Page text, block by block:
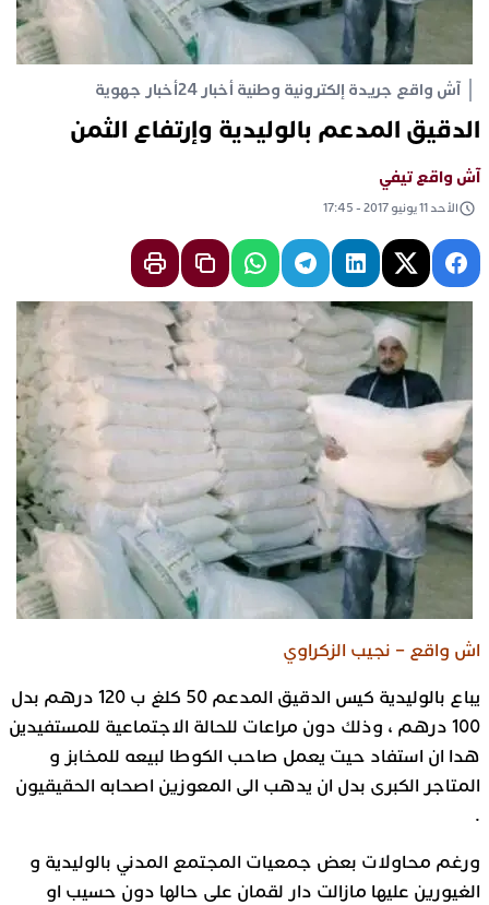
آش واقع جريدة إلكترونية وطنية أخبار 24 أخبار جهوية
الدقيق المدعم بالوليدية وإرتفاع الثمن
آش واقع تيفي
الأحد 11 يونيو 2017 - 17:45
اش واقع – نجيب الزكراوي
يباع بالوليدية كيس الدقيق المدعم 50 كلغ ب 120 درهم بدل
100 درهم ، وذلك دون مراعات للحالة الاجتماعية للمستفيدين
هدا ان استفاد حيت يعمل صاحب الكوطا لبيعه للمخابز و
المتاجر الكبرى بدل ان يدهب الى المعوزين اصحابه الحقيقيون
.
ورغم محاولات بعض جمعيات المجتمع المدني بالوليدية و
الغيورين عليها مازالت دار لقمان على حالها دون حسيب او